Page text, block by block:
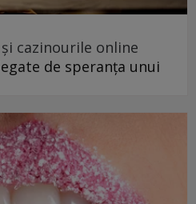
cazinourile online
de speranța unui